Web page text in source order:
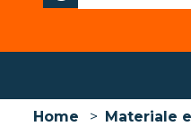
Home > Materiale